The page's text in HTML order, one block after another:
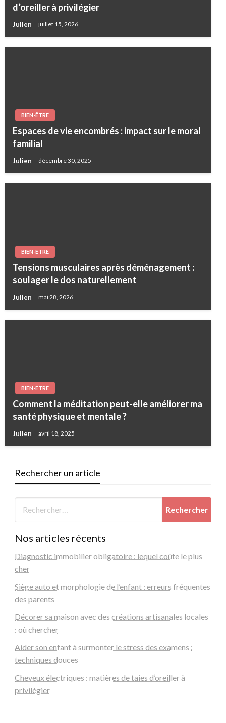
d’oreiller à privilégier
Julien juillet 15, 2026
BIEN-ÊTRE
Espaces de vie encombrés : impact sur le moral
familial
Julien décembre 30, 2025
BIEN-ÊTRE
Tensions musculaires après déménagement :
soulager le dos naturellement
Julien mai 28, 2026
BIEN-ÊTRE
Comment la méditation peut-elle améliorer ma
santé physique et mentale ?
Julien avril 18, 2025
Rechercher un article
Nos articles récents
Diagnostic immobilier obligatoire : lequel coûte le plus
cher
Siège auto et morphologie de l’enfant : erreurs fréquentes
des parents
Décorer sa maison avec des créations artisanales locales
: où chercher
Aider son enfant à surmonter le stress des examens :
techniques douces
Cheveux électriques : matières de taies d’oreiller à
privilégier